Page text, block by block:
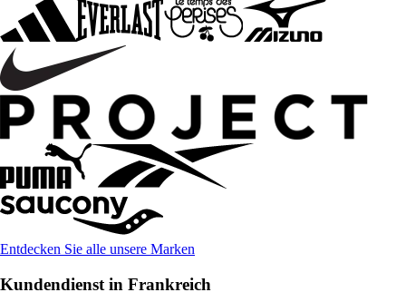
Entdecken Sie alle unsere Marken
Kundendienst in Frankreich